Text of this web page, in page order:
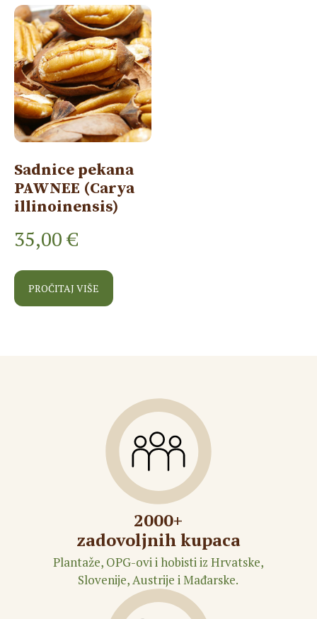
Sadnice pekana
PAWNEE (Carya
illinoinensis)
35,00€
PROČITAJ VIŠE
2000+
zadovoljnih kupaca
Plantaže, OPG-ovi i hobisti iz Hrvatske,
Slovenije, Austrije i Mađarske.